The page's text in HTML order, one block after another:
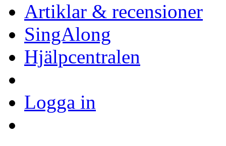
Artiklar & recensioner
SingAlong
Hjälpcentralen
Logga in